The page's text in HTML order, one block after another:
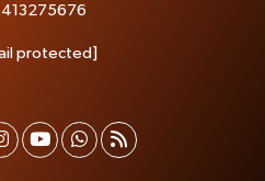
protected]